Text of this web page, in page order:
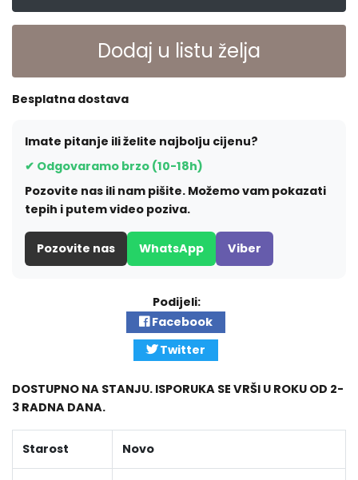
Dodaj u listu želja
Besplatna dostava
Imate pitanje ili želite najbolju cijenu?
✔ Odgovaramo brzo (10-18h)
Pozovite nas ili nam pišite. Možemo vam pokazati
tepih i putem video poziva.
Pozovite nas WhatsApp Viber
Podijeli:
Facebook
Twitter
DOSTUPNO NA STANJU. ISPORUKA SE VRŠI U ROKU OD 2-
3 RADNA DANA.
Starost Novo